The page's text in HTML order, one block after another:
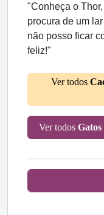
"Conheça o
procura de um
não posso ficar
feliz!"
Ver todos
Ver todos Gatos